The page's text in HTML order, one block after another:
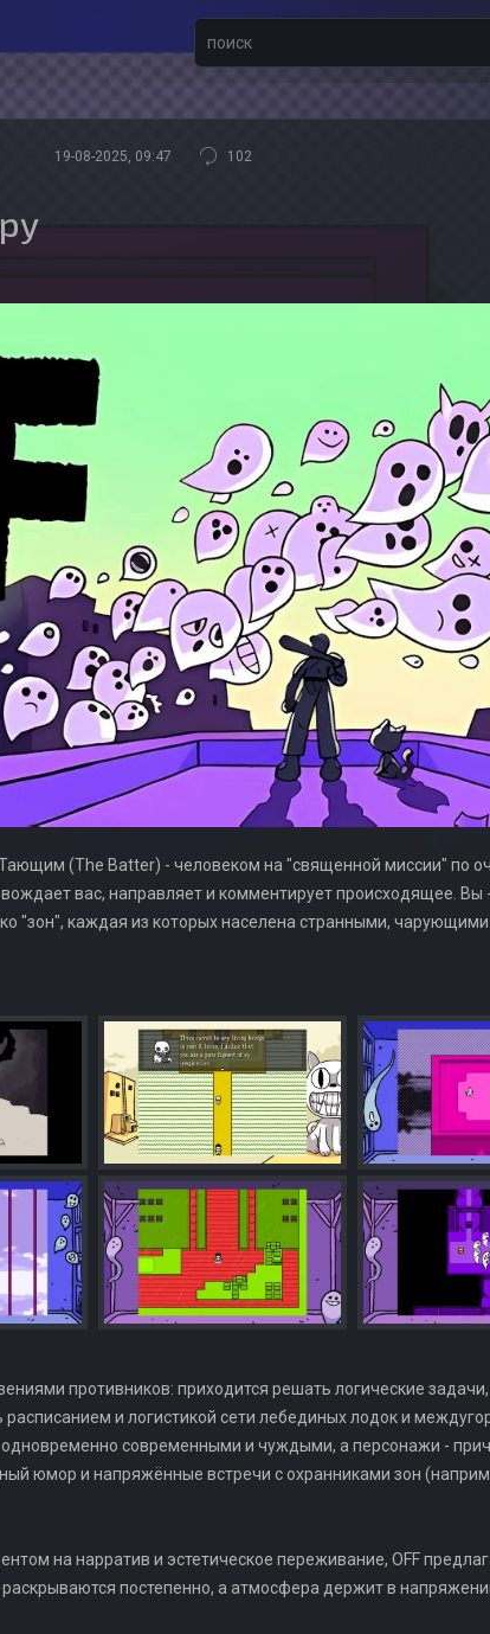
19-08-2025, 09:47 102
Тающим (The Batter) - человеком на "священной миссии" по
вас, направляет и комментирует происходящее. Вы
"зон", каждая из которых населена странными,
противников: приходится решать логические
и логистикой сети лебединых лодок и
современными и чуждыми, а персонажи -
юмор и напряжённые встречи с охранниками зон
на нарратив и эстетическое переживание, OFF
постепенно, а атмосфера держит в